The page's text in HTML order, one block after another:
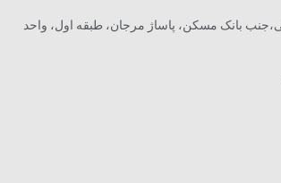
بانک مسکن، پاساژ مرجان، طبقه اول، واحد